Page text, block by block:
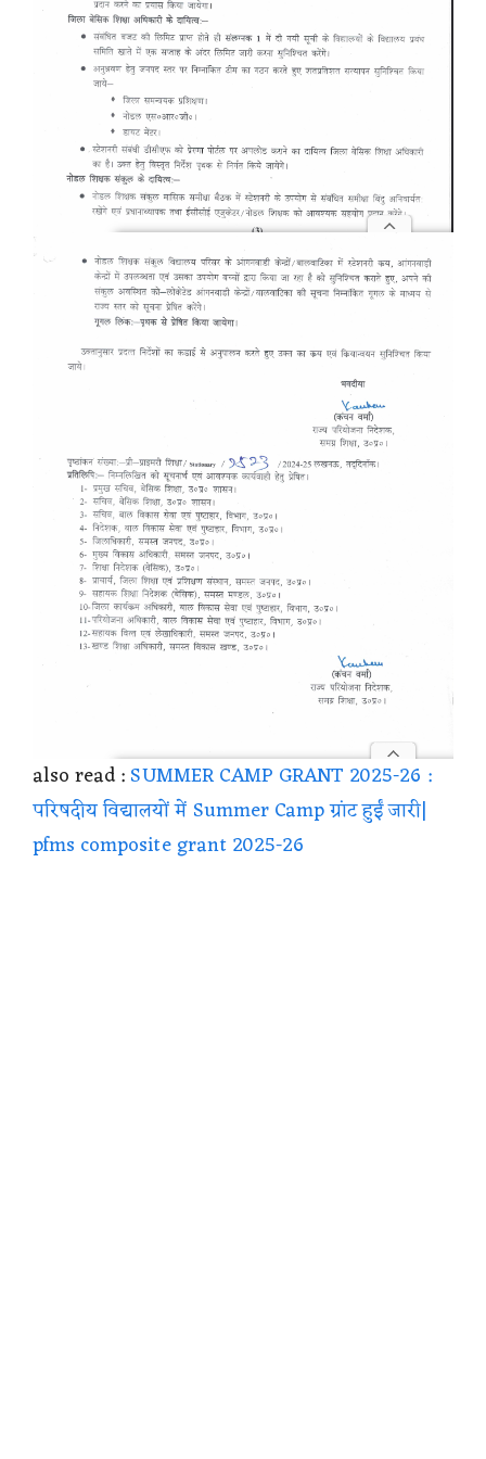
also read :SUMMER CAMP GRANT 2025-26 :
परिषदीय विद्यालयों में Summer Camp ग्रांट हुईं जारी|
pfms composite grant 2025-26